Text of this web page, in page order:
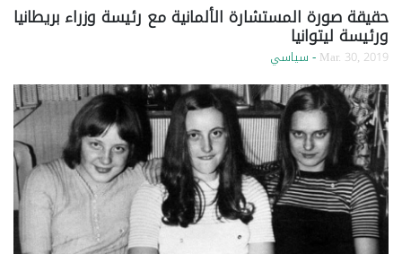
حقيقة صورة المستشارة الألمانية مع رئيسة وزراء بريطانيا
ورئيسة ليتوانيا
Mar. 30, 2019 - سياسي